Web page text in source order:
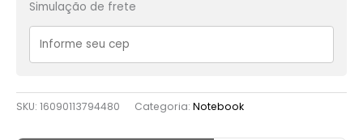
Simulação de frete
SKU: 16090113794480 Categoria: Notebook